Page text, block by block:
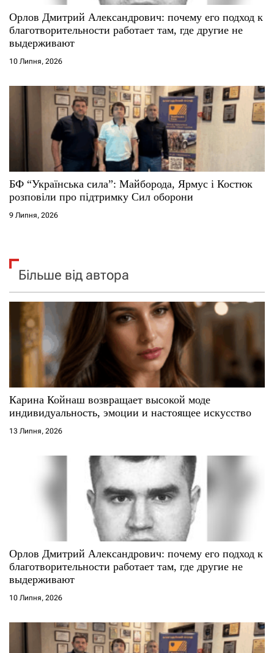
Орлов Дмитрий Александрович: почему его подход к
благотворительности работает там, где другие не
выдерживают
10 Липня, 2026
БФ “Українська сила”: Майборода, Ярмус і Костюк
розповіли про підтримку Сил оборони
9 Липня, 2026
Більше від автора
Карина Койнаш возвращает высокой моде
индивидуальность, эмоции и настоящее искусство
13 Липня, 2026
Орлов Дмитрий Александрович: почему его подход к
благотворительности работает там, где другие не
выдерживают
10 Липня, 2026